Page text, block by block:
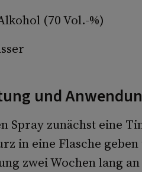
(70 Vol.-%)
und
Spray zunächst eine
in eine Flasche
zwei Wochen lang